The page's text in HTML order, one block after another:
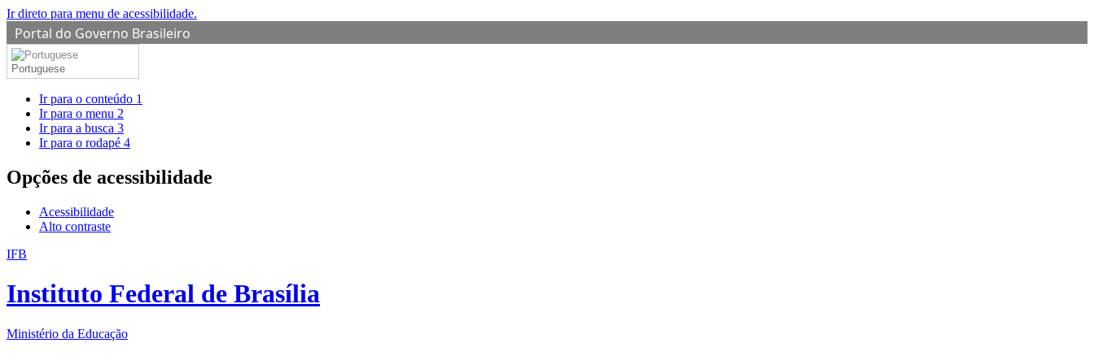
Ir direto para menu de acessibilidade.
Portal do Governo Brasileiro
Portuguese
Ir para o conteúdo 1
Ir para o menu 2
Ir para a busca 3
Ir para o rodapé 4
Opções de acessibilidade
Acessibilidade
Alto contraste
IFB
Instituto Federal de Brasília
Ministério da Educação